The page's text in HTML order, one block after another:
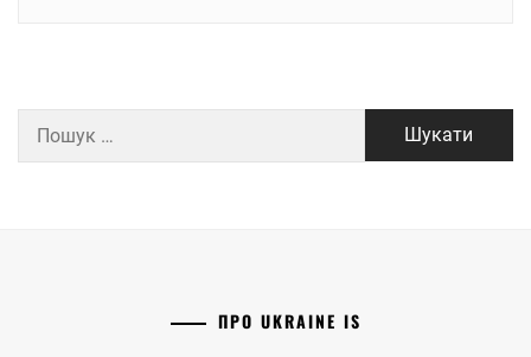
ПРО UKRAINE IS